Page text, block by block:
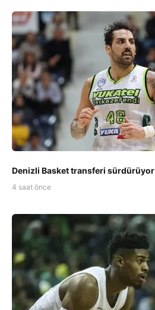
Denizli Basket transferi sürdürüyor
4 saat önce